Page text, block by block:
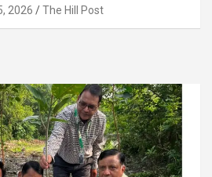
2026 The Hill Post